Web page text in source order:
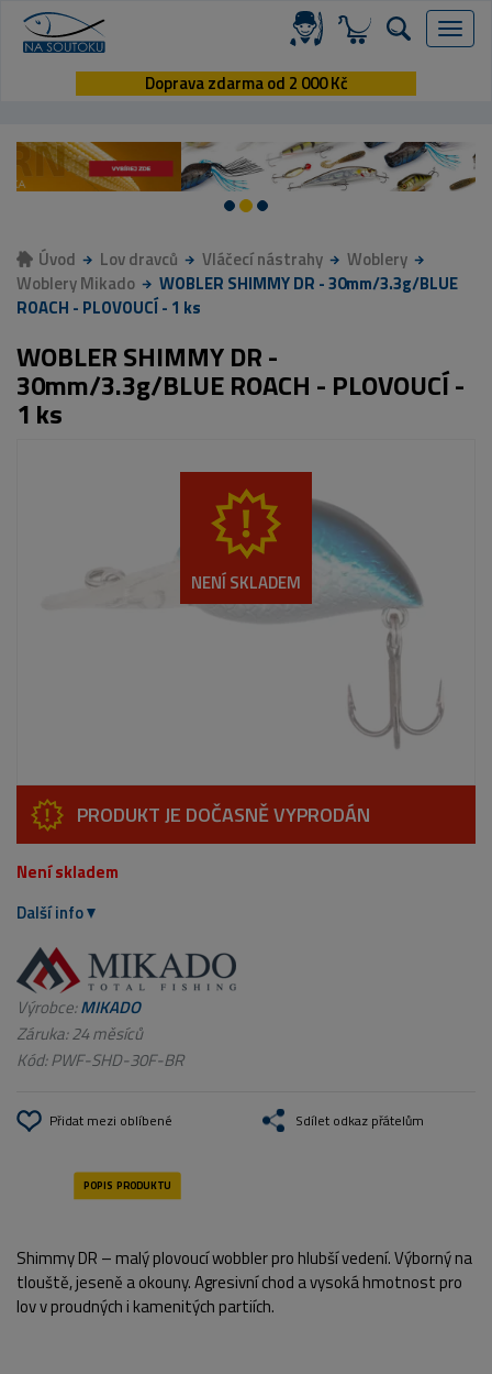
Menu
Doprava zdarma od 2 000 Kč
Úvod Lov dravců Vláčecí nástrahy
Woblery
Woblery Mikado
WOBLER SHIMMY DR - 30mm/3.3g/BLUE
ROACH - PLOVOUCÍ - 1 ks
WOBLER SHIMMY DR -
30mm/3.3g/BLUE ROACH - PLOVOUCÍ -
1 ks
NENÍ SKLADEM
PRODUKT JE DOČASNĚ VYPRODÁN
Není skladem
Další info
Výrobce:MIKADO
Záruka: 24 měsíců
Kód:PWF-SHD-30F-BR
Přidat mezi oblíbené Sdílet odkaz přátelům
Shimmy DR – malý plovoucí wobbler pro hlubší vedení. Výborný na
tlouště, jeseně a okouny. Agresivní chod a vysoká hmotnost pro
lov v proudných i kamenitých partiích.